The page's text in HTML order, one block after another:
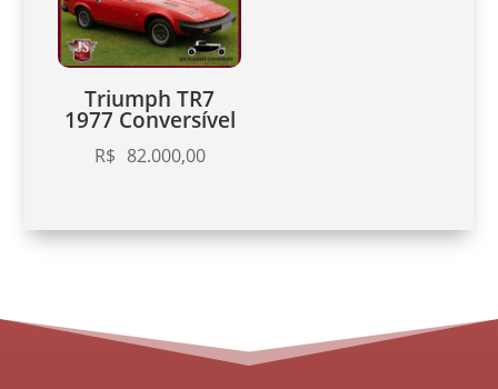
Triumph TR7
1977 Conversível
R$ 82.000,00